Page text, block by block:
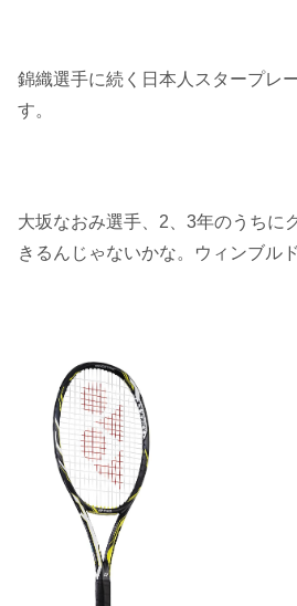
錦織選手に続く日本人スタープレ
す。
大坂なおみ選手、2、3年のうちに
きるんじゃないかな。ウィンブル